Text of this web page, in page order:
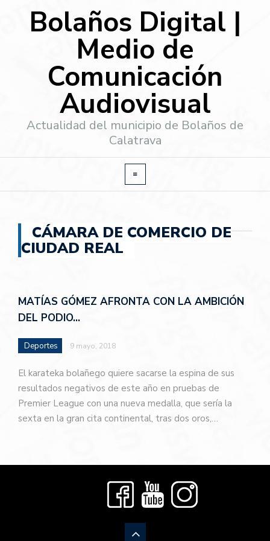
Bolaños Digital |
Medio de
Comunicación
Audiovisual
Actualidad del municipio de Bolaños de
Calatrava
CÁMARA DE COMERCIO DE
CIUDAD REAL
MATÍAS GÓMEZ AFRONTA CON LA AMBICIÓN
DEL PODIO…
Deportes 9 mayo, 2018
El karateka bolañego quiere sacarse la espina de sus
resultados negativos de este año en pruebas de
Premier League con una nueva medalla, que sería la
sexta en la gran cita continental, tras dos oros,…